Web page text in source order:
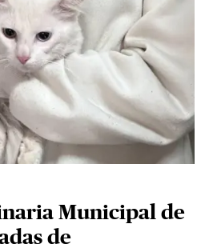
Municipal de
de